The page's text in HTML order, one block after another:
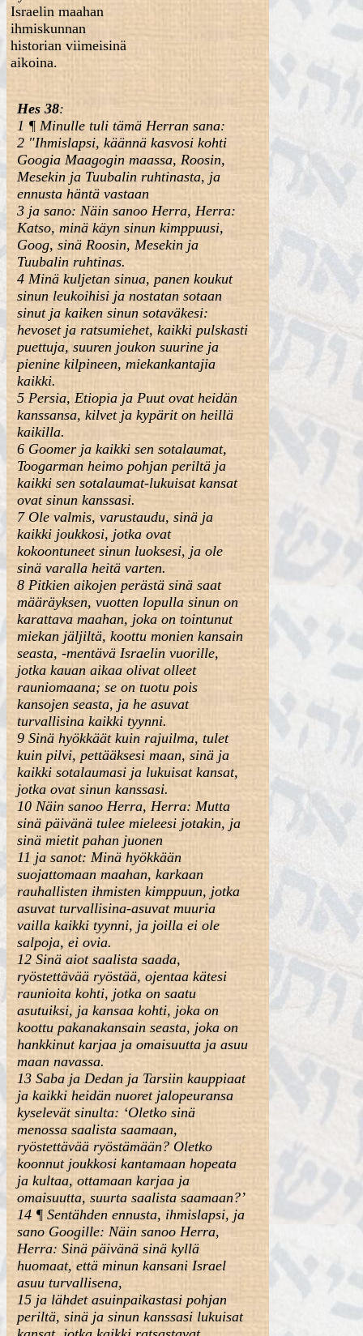
Israelin maahan
ihmiskunnan
historian viimeisinä
aikoina.
Hes 38:
1 ¶ Minulle tuli tämä Herran sana:
2 "Ihmislapsi, käännä kasvosi kohti
Googia Maagogin maassa, Roosin,
Mesekin ja Tuubalin ruhtinasta, ja
ennusta häntä vastaan
3 ja sano: Näin sanoo Herra, Herra:
Katso, minä käyn sinun kimppuusi,
Goog, sinä Roosin, Mesekin ja
Tuubalin ruhtinas.
4 Minä kuljetan sinua, panen koukut
sinun leukoihisi ja nostatan sotaan
sinut ja kaiken sinun sotaväkesi:
hevoset ja ratsumiehet, kaikki pulskasti
puettuja, suuren joukon suurine ja
pienine kilpineen, miekankantajia
kaikki.
5 Persia, Etiopia ja Puut ovat heidän
kanssansa, kilvet ja kypärit on heillä
kaikilla.
6 Goomer ja kaikki sen sotalaumat,
Toogarman heimo pohjan periltä ja
kaikki sen sotalaumat-lukuisat kansat
ovat sinun kanssasi.
7 Ole valmis, varustaudu, sinä ja
kaikki joukkosi, jotka ovat
kokoontuneet sinun luoksesi, ja ole
sinä varalla heitä varten.
8 Pitkien aikojen perästä sinä saat
määräyksen, vuotten lopulla sinun on
karattava maahan, joka on tointunut
miekan jäljiltä, koottu monien kansain
seasta, -mentävä Israelin vuorille,
jotka kauan aikaa olivat olleet
rauniomaana; se on tuotu pois
kansojen seasta, ja he asuvat
turvallisina kaikki tyynni.
9 Sinä hyökkäät kuin rajuilma, tulet
kuin pilvi, pettääksesi maan, sinä ja
kaikki sotalaumasi ja lukuisat kansat,
jotka ovat sinun kanssasi.
10 Näin sanoo Herra, Herra: Mutta
sinä päivänä tulee mieleesi jotakin, ja
sinä mietit pahan juonen
11 ja sanot: Minä hyökkään
suojattomaan maahan, karkaan
rauhallisten ihmisten kimppuun, jotka
asuvat turvallisina-asuvat muuria
vailla kaikki tyynni, ja joilla ei ole
salpoja, ei ovia.
12 Sinä aiot saalista saada,
ryöstettävää ryöstää, ojentaa kätesi
raunioita kohti, jotka on saatu
asutuiksi, ja kansaa kohti, joka on
koottu pakanakansain seasta, joka on
hankkinut karjaa ja omaisuutta ja asuu
maan navassa.
13 Saba ja Dedan ja Tarsiin kauppiaat
ja kaikki heidän nuoret jalopeuransa
kyselevät sinulta: ‘Oletko sinä
menossa saalista saamaan,
ryöstettävää ryöstämään? Oletko
koonnut joukkosi kantamaan hopeata
ja kultaa, ottamaan karjaa ja
omaisuutta, suurta saalista saamaan?’
14 ¶ Sentähden ennusta, ihmislapsi, ja
sano Googille: Näin sanoo Herra,
Herra: Sinä päivänä sinä kyllä
huomaat, että minun kansani Israel
asuu turvallisena,
15 ja lähdet asuinpaikastasi pohjan
periltä, sinä ja sinun kanssasi lukuisat